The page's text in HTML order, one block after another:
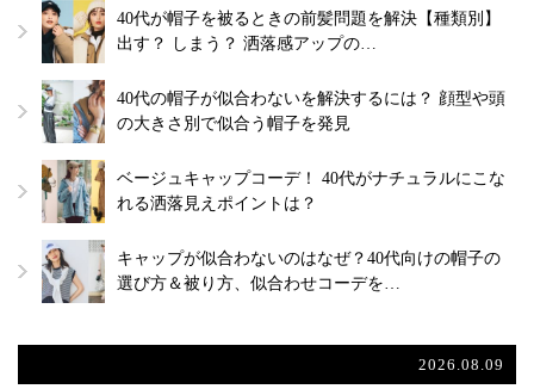
40代が帽子を被るときの前髪問題を解決【種類別】
出す？ しまう？ 洒落感アップの…
40代の帽子が似合わないを解決するには？ 顔型や頭
の大きさ別で似合う帽子を発見
ベージュキャップコーデ！ 40代がナチュラルにこな
れる洒落見えポイントは？
キャップが似合わないのはなぜ？40代向けの帽子の
選び方＆被り方、似合わせコーデを…
2026.08.09